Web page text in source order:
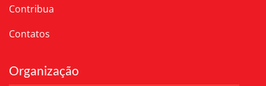
Contribua
Contatos
Organização